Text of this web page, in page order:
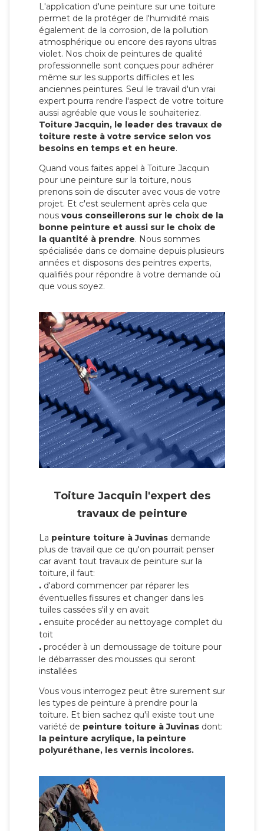
L'application d'une peinture sur une toiture
permet de la protéger de l'humidité mais
également de la corrosion, de la pollution
atmosphérique ou encore des rayons ultras
violet. Nos choix de peintures de qualité
professionnelle sont conçues pour adhérer
même sur les supports difficiles et les
anciennes peintures. Seul le travail d'un vrai
expert pourra rendre l'aspect de votre toiture
aussi agréable que vous le souhaiteriez.
Toiture Jacquin, le leader des travaux de
toiture reste à votre service selon vos
besoins en temps et en heure.
Quand vous faites appel à Toiture Jacquin
pour une peinture sur la toiture, nous
prenons soin de discuter avec vous de votre
projet. Et c'est seulement après cela que
nous vous conseillerons sur le choix de la
bonne peinture et aussi sur le choix de
la quantité à prendre. Nous sommes
spécialisée dans ce domaine depuis plusieurs
années et disposons des peintres experts,
qualifiés pour répondre à votre demande où
que vous soyez.
Toiture Jacquin l'expert des
travaux de peinture
La peinture toiture à Juvinas demande
plus de travail que ce qu'on pourrait penser
car avant tout travaux de peinture sur la
toiture, il faut:
. d'abord commencer par réparer les
éventuelles fissures et changer dans les
tuiles cassées s'il y en avait
. ensuite procéder au nettoyage complet du
toit
. procéder à un demoussage de toiture pour
le débarrasser des mousses qui seront
installées
Vous vous interrogez peut être surement sur
les types de peinture à prendre pour la
toiture. Et bien sachez qu'il existe tout une
variété de peinture toiture à Juvinas dont:
la peinture acrylique, la peinture
polyuréthane, les vernis incolores.